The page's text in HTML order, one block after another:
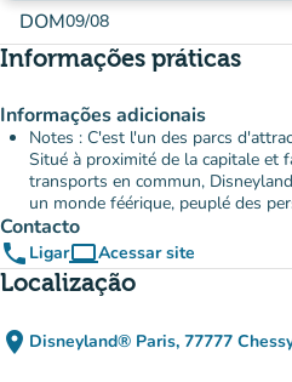
DOM09/08
Informações práticas
Informações adicionais
Notes : C'est l'un des parcs
Situé à proximité de la capitale et
transports en commun,
un monde féérique, peuplé des
Contacto
phone LigarcomputerAcessar site
(novo separador)
Localização
place Disneyland® Paris, 77777
(abrir no
(novo